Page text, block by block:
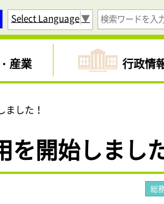
Select Language▼
産業 行政情
した！
開始しまし
総